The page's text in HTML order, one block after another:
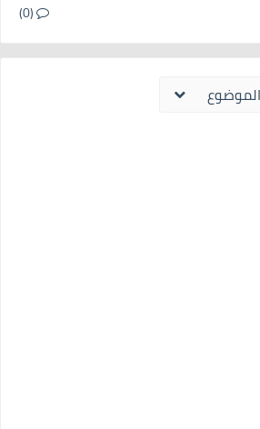
هي أسباب رشح السقف في الفنادق في جدة؟
النقل السياحية وكيفية الحصول على الافضل الشركات
(0)